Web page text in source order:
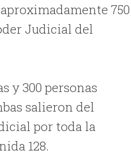
750
Judicial del
y 300 personas
salieron del
por toda la
128.